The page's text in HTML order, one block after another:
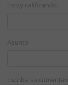
Estoy calificando:
Asunto:
Escriba su